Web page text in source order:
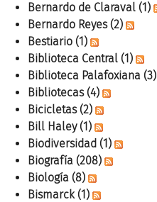
Bernardo de Claraval (1)
Bernardo Reyes (2)
Bestiario (1)
Biblioteca Central (1)
Biblioteca Palafoxiana (3)
Bibliotecas (4)
Bicicletas (2)
Bill Haley (1)
Biodiversidad (1)
Biografía (208)
Biología (8)
Bismarck (1)